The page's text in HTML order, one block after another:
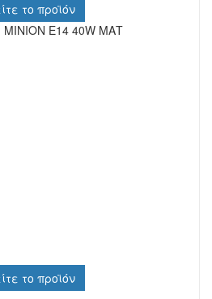
το προϊόν
ΜΙΝΙΟΝ Ε14 40W ΜΑΤ
το προϊόν